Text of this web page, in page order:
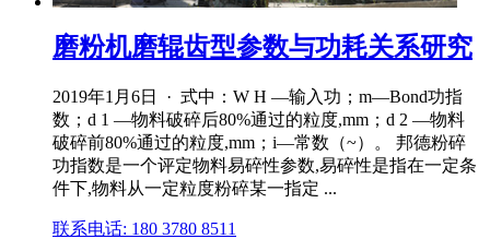
磨粉机磨辊齿型参数与功耗关系研究
2019年1月6日 · 式中：W H —输入功；m—Bond功指
数；d 1 —物料破碎后80%通过的粒度,mm；d 2 —物料
破碎前80%通过的粒度,mm；i—常数（~）。 邦德粉碎
功指数是一个评定物料易碎性参数,易碎性是指在一定条
件下,物料从一定粒度粉碎某一指定 ...
联系电话: 180 3780 8511